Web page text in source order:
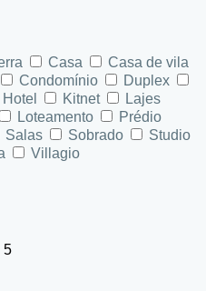
Casa
Casa de vila
Condomínio
Duplex
Hotel Kitnet
Lajes
Loteamento
Prédio
Salas Sobrado
Studio
Villagio
5